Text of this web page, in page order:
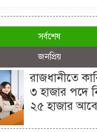
সর্বশেষ
জনপ্রিয়
রাজধানীতে
৩ হাজার পদে
২৫ হাজার